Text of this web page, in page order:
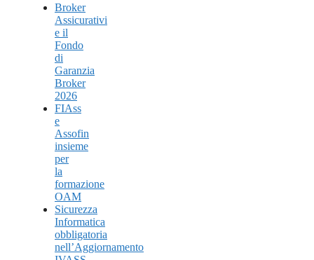
Broker
Assicurativi
e il
Fondo
di
Garanzia
Broker
2026
FIAss
e
Assofin
insieme
per
la
formazione
OAM
Sicurezza
Informatica
obbligatoria
nell’Aggiornamento